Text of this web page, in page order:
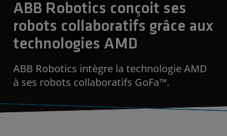
ABB Robotics conçoit ses
robots collaboratifs grâce aux
technologies AMD
ABB Robotics intègre la technologie AMD
à ses robots collaboratifs GoFa™.